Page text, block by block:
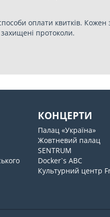
оплати квитків.
протоколи.
КОНЦЕРТИ
Палац «Україна»
Жовтневий палац
SENTRUM
Docker`s ABC
Культурний центр